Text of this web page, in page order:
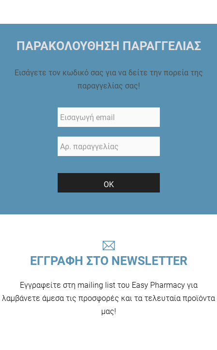
ΠΑΡΑΚΟΛΟΥΘΗΣΗ ΠΑΡΑΓΓΕΛΙΑΣ
Εισάγετε τον κωδικό σας για να δείτε την πορεία της
παραγγελίας σας!
ΟΚ
ΕΓΓΡΑΦΗ ΣΤΟ NEWSLETTER
Εγγραφείτε στη mailing list του Easy Pharmacy για
λαμβάνετε άμεσα τις προσφορές και τα τελευταία προϊόντα
μας!